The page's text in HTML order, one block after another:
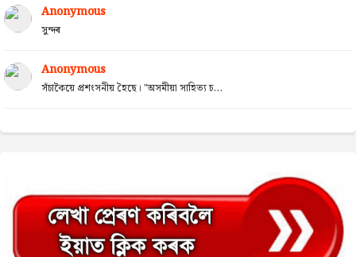
Anonymous
সুন্দৰ
Anonymous
সঁচাকৈয়ে প্ৰশংসনীয় হৈছে। "অসমীয়া সাহিত্য চ...